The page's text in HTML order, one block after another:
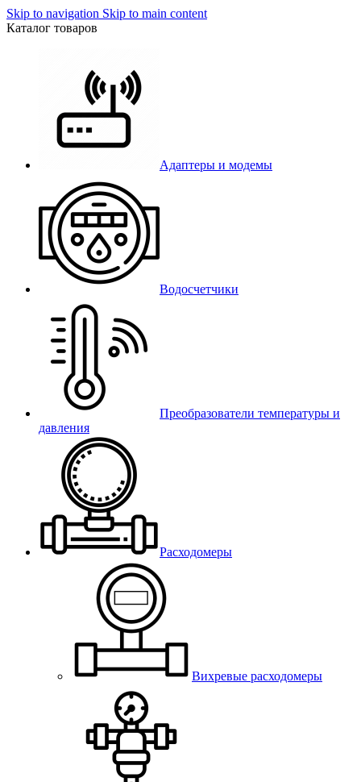
Skip to navigation Skip to main content
Каталог товаров
Адаптеры и модемы
Водосчетчики
Преобразователи температуры и
давления
Расходомеры
Вихревые расходомеры